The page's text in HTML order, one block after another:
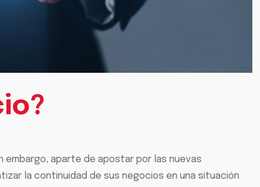
embargo, aparte de apostar por las nuevas
la continuidad de sus negocios en una situación